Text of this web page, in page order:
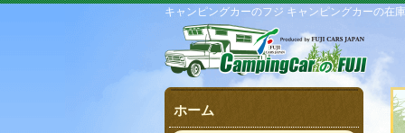
キャンピングカーのフジ キャンピングカーの在
ホーム